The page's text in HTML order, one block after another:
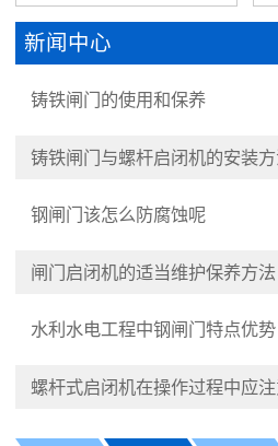
新闻中心
铸铁闸门的使用和保养
铸铁闸门与螺杆启闭机的安装
钢闸门该怎么防腐蚀呢
闸门启闭机的适当维护保养方法
水利水电工程中钢闸门特点优势
螺杆式启闭机在操作过程中应